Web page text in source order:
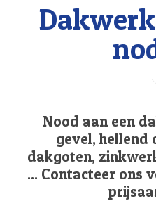
Nood aan een
gevel, hellend
dakgoten,
... Contacteer ons